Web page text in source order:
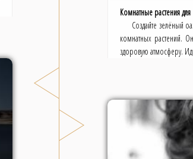
Комнатные растения для
Создайте зелёный
комнатных растений.
здоровую атмосферу.